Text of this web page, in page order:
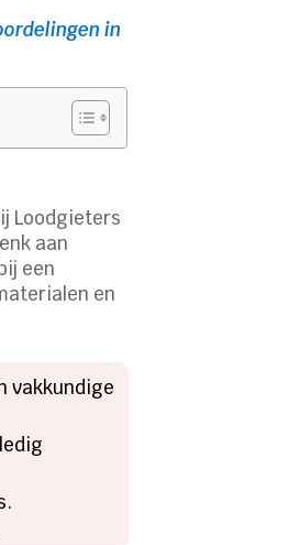
in
Loodgieters
aan
een
en
vakkundige